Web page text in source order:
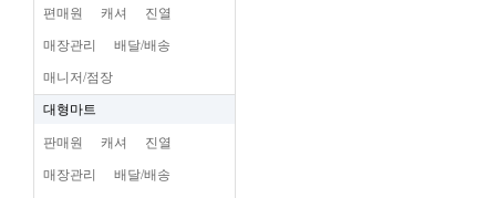
편매원 캐셔 진열
매장관리 배달/배송
매니저/점장
대형마트
판매원 캐셔 진열
매장관리 배달/배송